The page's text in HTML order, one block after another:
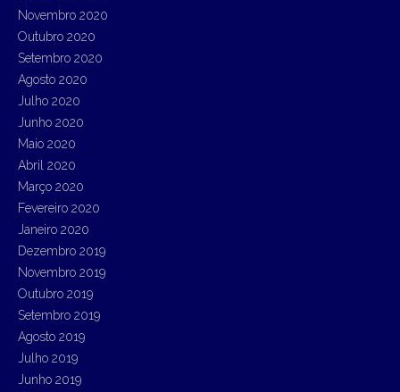
Novembro 2020
Outubro 2020
Setembro 2020
Agosto 2020
Julho 2020
Junho 2020
Maio 2020
Abril 2020
Março 2020
Fevereiro 2020
Janeiro 2020
Dezembro 2019
Novembro 2019
Outubro 2019
Setembro 2019
Agosto 2019
Julho 2019
Junho 2019